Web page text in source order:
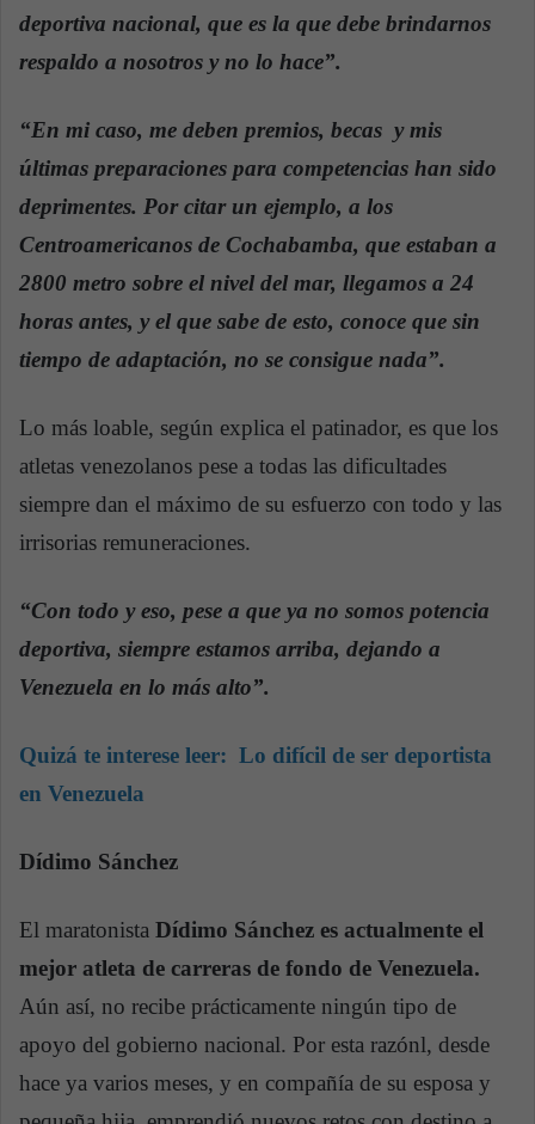
deportiva nacional, que es la que debe brindarnos
respaldo a nosotros y no lo hace”.
“En mi caso, me deben premios, becas y mis
últimas preparaciones para competencias han sido
deprimentes. Por citar un ejemplo, a los
Centroamericanos de Cochabamba, que estaban a
2800 metro sobre el nivel del mar, llegamos a 24
horas antes, y el que sabe de esto, conoce que sin
tiempo de adaptación, no se consigue nada”.
Lo más loable, según explica el patinador, es que los
atletas venezolanos pese a todas las dificultades
siempre dan el máximo de su esfuerzo con todo y las
irrisorias remuneraciones.
“Con todo y eso, pese a que ya no somos potencia
deportiva, siempre estamos arriba, dejando a
Venezuela en lo más alto”.
Quizá te interese leer: Lo difícil de ser deportista
en Venezuela
Dídimo Sánchez
El maratonista Dídimo Sánchez es actualmente el
mejor atleta de carreras de fondo de Venezuela.
Aún así, no recibe prácticamente ningún tipo de
apoyo del gobierno nacional. Por esta razónl, desde
hace ya varios meses, y en compañía de su esposa y